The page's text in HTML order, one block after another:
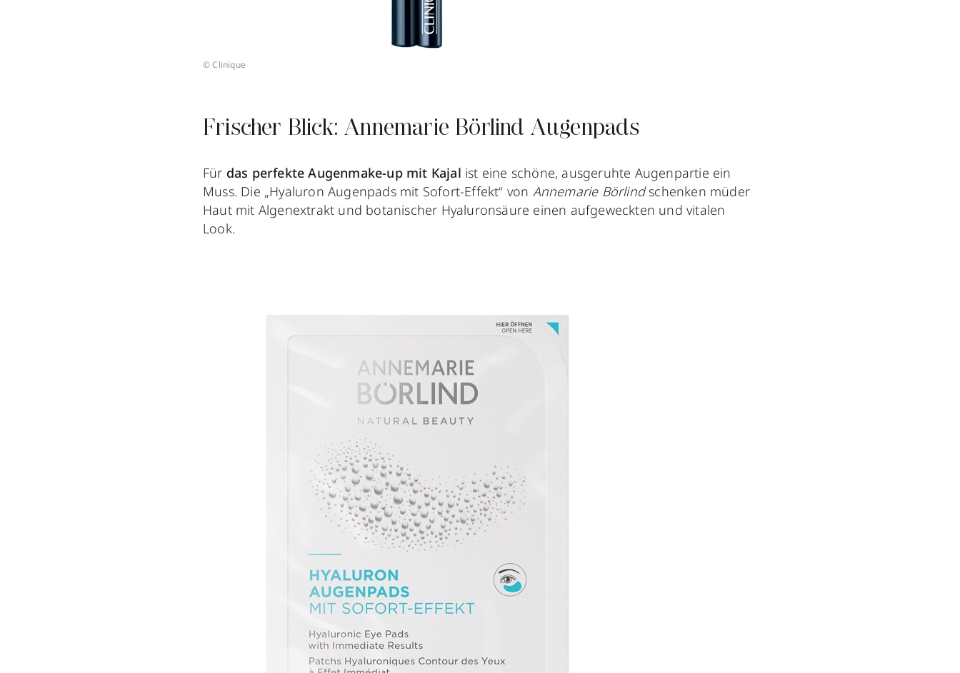
© Clinique
Frischer Blick: Annemarie Börlind Augenpads
Für das perfekte Augenmake-up mit Kajal ist eine schöne, ausgeruhte Augenpartie ein
Muss. Die „Hyaluron Augenpads mit Sofort-Effekt“ von Annemarie Börlindschenken müder
Haut mit Algenextrakt und botanischer Hyaluronsäure einen aufgeweckten und vitalen
Look.